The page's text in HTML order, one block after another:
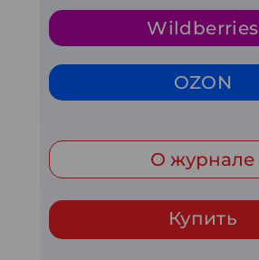
Wildberries
OZON
О журнале
Купить